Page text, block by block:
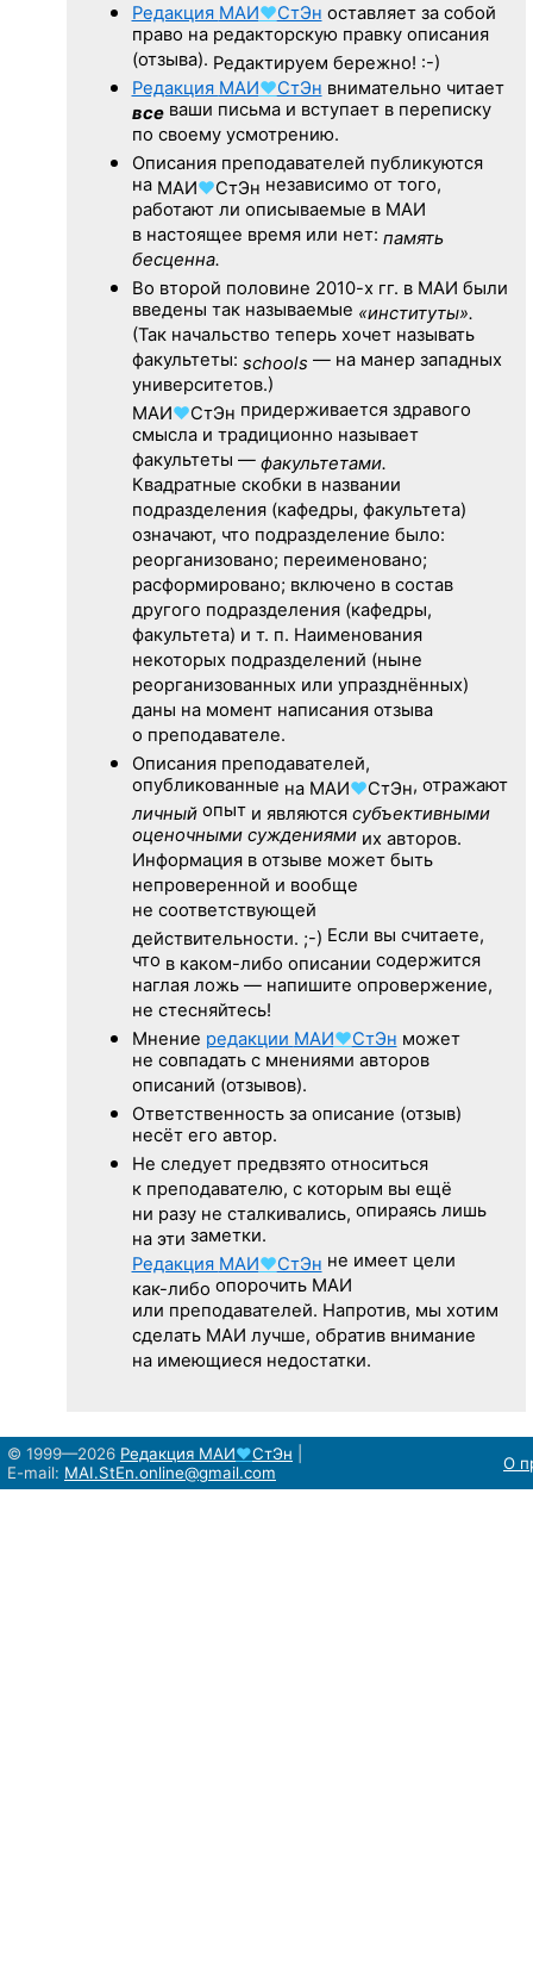
Редакция МАИ♥СтЭн оставляет за собой
право на редакторскую правку описания
(отзыва). Редактируем бережно! :-)
Редакция МАИ♥СтЭн внимательно читает
всеваши письма и вступает в переписку
по своему усмотрению.
Описания преподавателей публикуются
на МАИ♥СтЭн независимо от того,
работают ли описываемые в МАИ
в настоящее время или нет: память
бесценна.
Во второй половине 2010-х гг. в МАИ были
введены так называемые «институты».
(Так начальство теперь хочет называть
факультеты: schools — на манер западных
университетов.)
МАИ♥СтЭн придерживается здравого
смысла и традиционно называет
факультеты — факультетами.
Квадратные скобки в названии
подразделения (кафедры, факультета)
означают, что подразделение было:
реорганизовано; переименовано;
расформировано; включено в состав
другого подразделения (кафедры,
факультета) и т. п. Наименования
некоторых подразделений (ныне
реорганизованных или упразднённых)
даны на момент написания отзыва
о преподавателе.
Описания преподавателей,
опубликованные на МАИ♥СтЭн, отражают
личныйопыт и являются субъективными
оценочными суждениямиих авторов.
Информация в отзыве может быть
непроверенной и вообще
не соответствующей
действительности. ;-) Если вы считаете,
что в каком-либо описании содержится
наглая ложь — напишите опровержение,
не стесняйтесь!
Мнение редакции МАИ♥СтЭн может
не совпадать с мнениями авторов
описаний (отзывов).
Ответственность за описание (отзыв)
несёт его автор.
Не следуетпредвзято относиться
к преподавателю, с которым вы ещё
ни разу не сталкивались, опираясь лишь
на эти заметки.
Редакция МАИ♥СтЭн не имеет цели
как-либо опорочить МАИ
или преподавателей. Напротив, мы хотим
сделать МАИ лучше, обратив внимание
на имеющиеся недостатки.
© 1999—2026 Редакция МАИ♥СтЭн
E-mail: MAI.StEn.online@gmail.com О